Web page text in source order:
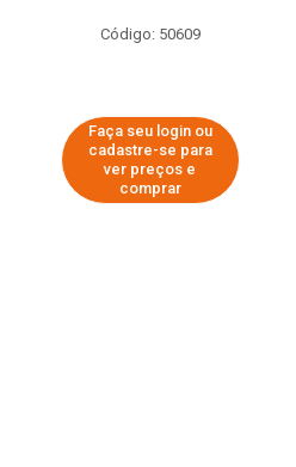
Código: 50609
Faça seu login ou
cadastre-se para
ver preços e
comprar